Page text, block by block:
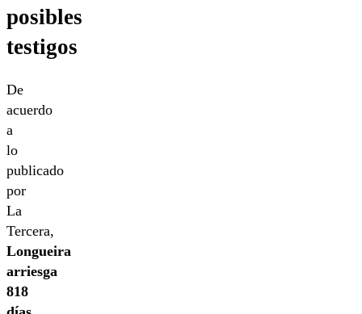
posibles
testigos
De
acuerdo
a
lo
publicado
por
La
Tercera,
Longueira
arriesga
818